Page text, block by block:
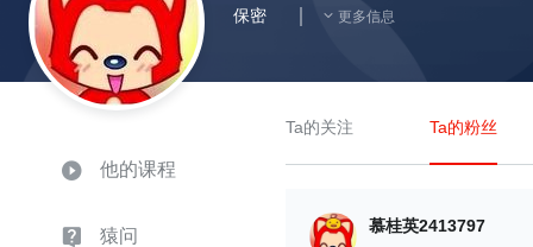
保密 更多信息
他的课程
猿问
Ta的关注 Ta的粉丝
慕桂英2413797